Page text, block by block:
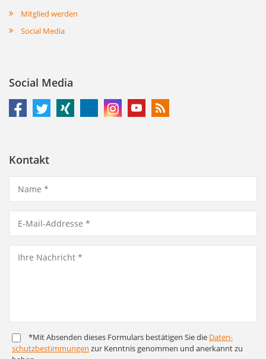
Mitglied werden
Social Media
Social Media
Kontakt
*Mit Absenden dieses Formulars bestätigen Sie die Daten­
schutz­bestim­mungen zur Kenntnis genommen und anerkannt zu